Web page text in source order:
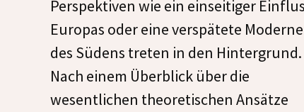
Perspektiven wie ein einseitiger
Europas oder eine verspätete Moderne
des Südens treten in den Hintergrund.
Nach einem Überblick über die
wesentlichen theoretischen Ansätze